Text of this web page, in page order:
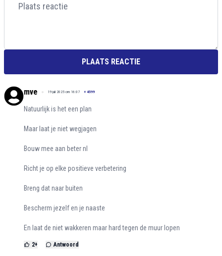
PLAATS REACTIE
mve 19 juli 2025 om 16:07 + 4599
Natuurlijk is het een plan
Maar laat je niet wegjagen
Bouw mee aan beter nl
Richt je op elke positieve verbetering
Breng dat naar buiten
Bescherm jezelf en je naaste
En laat de niet wakkeren maar hard tegen de muur lopen
2+ Antwoord